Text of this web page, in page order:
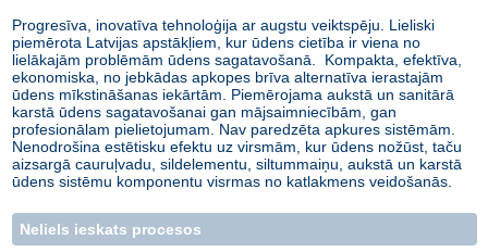
Progresīva, inovatīva tehnoloģija ar augstu veiktspēju. Lieliski
piemērota Latvijas apstākļiem, kur ūdens cietība ir viena no
lielākajām problēmām ūdens sagatavošanā. Kompakta, efektīva,
ekonomiska, no jebkādas apkopes brīva alternatīva ierastajām
ūdens mīkstināšanas iekārtām. Piemērojama aukstā un sanitārā
karstā ūdens sagatavošanai gan mājsaimniecībām, gan
profesionālam pielietojumam. Nav paredzēta apkures sistēmām.
Nenodrošina estētisku efektu uz virsmām, kur ūdens nožūst, taču
aizsargā cauruļvadu, sildelementu, siltummaiņu, aukstā un karstā
ūdens sistēmu komponentu visrmas no katlakmens veidošanās.
Neliels ieskats procesos